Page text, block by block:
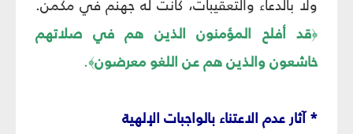
ولا بالدعاء والتعقيبات، كانت له جهنم في مكمن.
﴿قد أفلح المؤمنون الذين هم في صلاتهم
خاشعون والذين هم عن اللغو معرضون﴾.
* آثار عدم الاعتناء بالواجبات الإلهية